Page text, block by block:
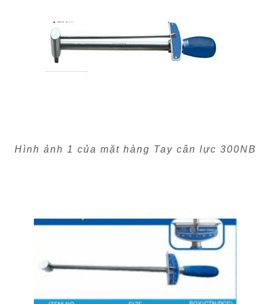
Hình ảnh 1 của mặt hàng Tay cân lực 300NB